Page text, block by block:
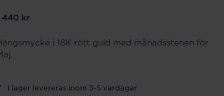
:1 440 kr
440 kr
i 18K rött guld med månadsstenen för
I lager levereras inom 3-5 vardagar